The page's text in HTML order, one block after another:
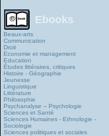
Ebooks
Beaux-arts
Communication
Droit
Economie et management
Education
Études littéraires, critiques
Histoire - Géographie
Jeunesse
Linguistique
Littérature
Philosophie
Psychanalyse – Psychologie
Sciences et Santé
Sciences Humaines - Ethnologie -
Sociologie
Sciences politiques et sociales